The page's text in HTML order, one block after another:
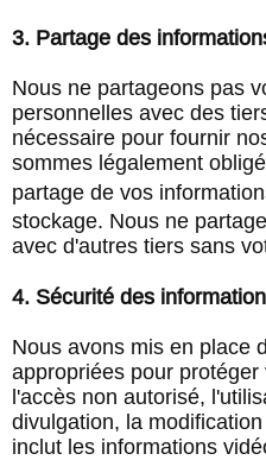
3. Partage des
Nous ne partageons pas
personnelles avec des
nécessaire pour fournir
sommes légalement
partage de vos
stockage. Nous ne
avec d'autres tiers sans
4. Sécurité des
Nous avons mis en place
appropriées pour
l'accès non autorisé,
divulgation, la
inclut les informations